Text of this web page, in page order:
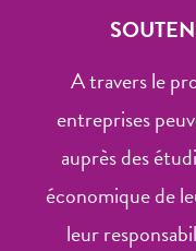
A travers le
entreprises
auprès des
économique de
leur